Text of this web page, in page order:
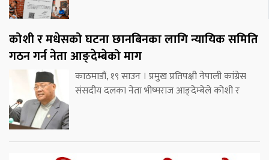
कोशी र मधेसको घटना छानबिनका लागि न्यायिक समिति
गठन गर्न नेता आङ्देम्बेको माग
काठमाडौं, १९ साउन । प्रमुख प्रतिपक्षी नेपाली कांग्रेस
संसदीय दलका नेता भीष्मराज आङ्देम्बेले कोशी र